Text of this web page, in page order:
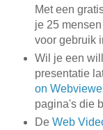
Met een
je 25
voor gebruik
Wil je een
presentatie
on
pagina's die
De Web